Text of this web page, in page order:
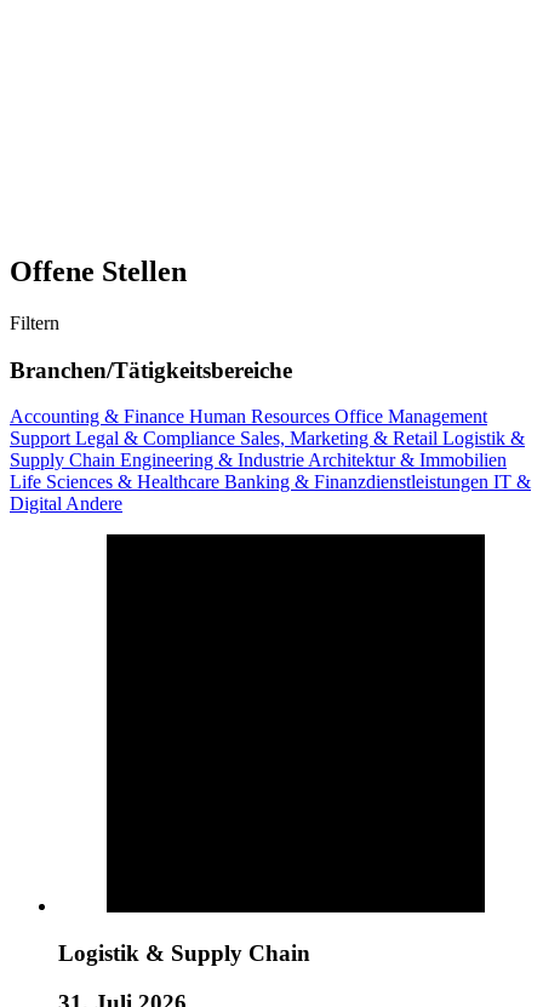
Offene Stellen
Filtern
Branchen/Tätigkeitsbereiche
Accounting & Finance Human Resources Office Management
SupportLegal & Compliance Sales, Marketing & Retail Logistik &
Supply Chain Engineering & IndustrieArchitektur & Immobilien
Life Sciences & Healthcare Banking & Finanzdienstleistungen IT &
DigitalAndere
Logistik & Supply Chain